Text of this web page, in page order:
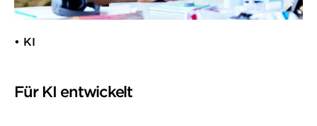
• KI​
Für KI entwickelt